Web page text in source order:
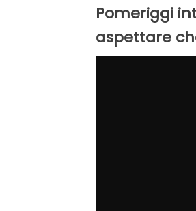
Pomeriggi
aspettare